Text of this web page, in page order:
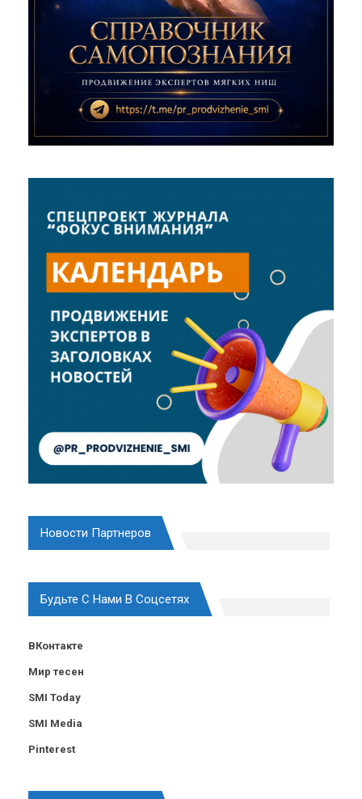
Новости Партнеров
Будьте С Нами В Соцсетях
ВКонтакте
Мир тесен
SMI Today
SMI Media
Pinterest